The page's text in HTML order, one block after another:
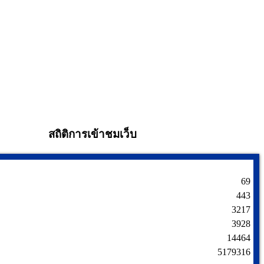
สถิติการเข้าชมเว็บ
69
443
3217
3928
14464
5179316